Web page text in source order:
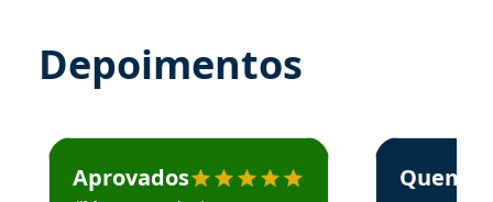
Depoimentos
Estudante José recomenda o Aprova Concursos em
Aprovados
Estudante
Quem